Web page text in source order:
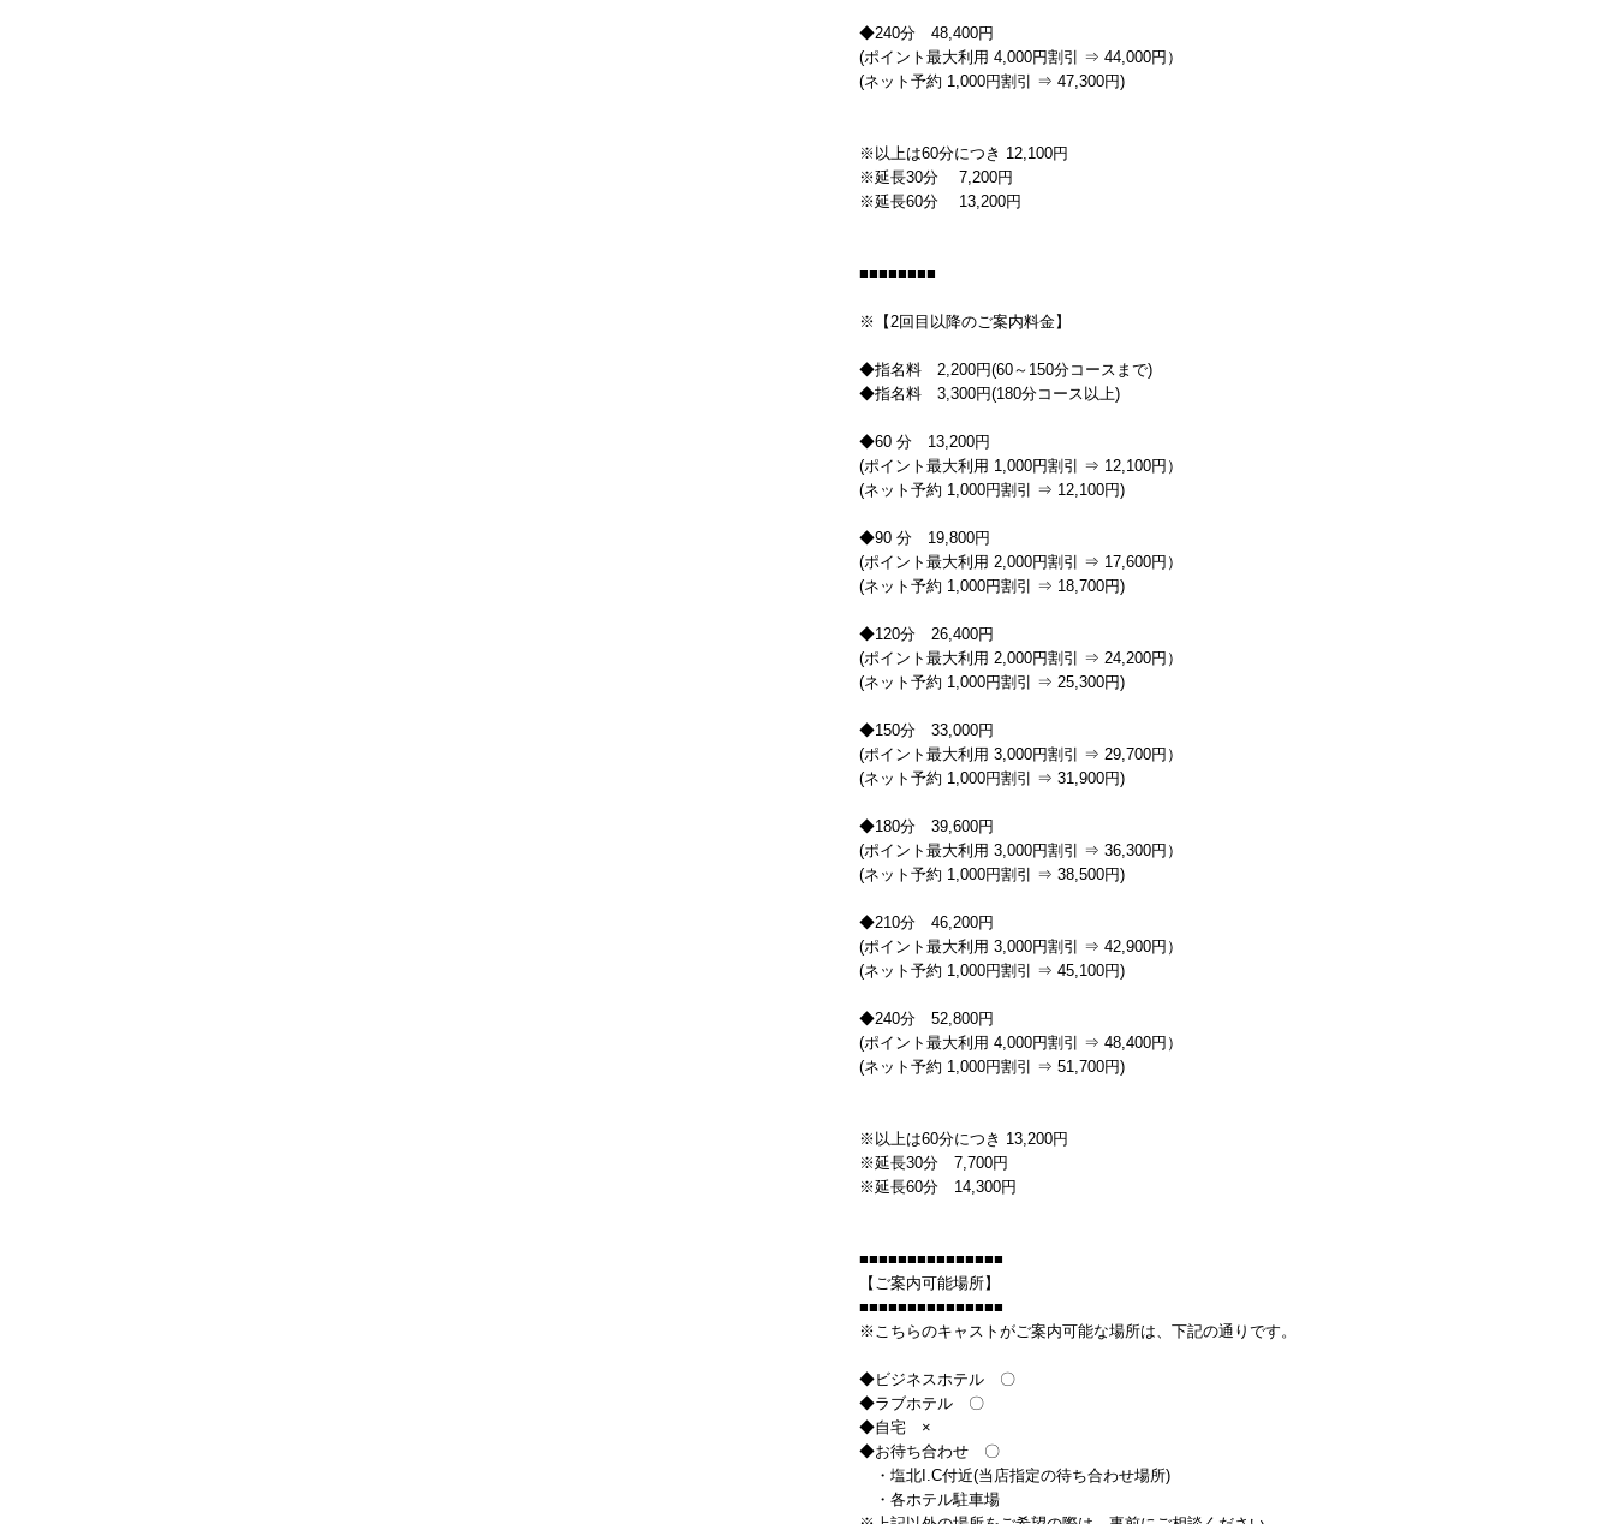
◆240分 48,400円
(ポイント最大利用 4,000円割引 ⇒ 44,000円）
(ネット予約 1,000円割引 ⇒ 47,300円)
※以上は60分につき 12,100円
※延長30分 7,200円
※延長60分 13,200円
■■■■■■■■
※【2回目以降のご案内料金】
◆指名料 2,200円(60～150分コースまで)
◆指名料 3,300円(180分コース以上)
◆60 分 13,200円
(ポイント最大利用 1,000円割引 ⇒ 12,100円）
(ネット予約 1,000円割引 ⇒ 12,100円)
◆90 分 19,800円
(ポイント最大利用 2,000円割引 ⇒ 17,600円）
(ネット予約 1,000円割引 ⇒ 18,700円)
◆120分 26,400円
(ポイント最大利用 2,000円割引 ⇒ 24,200円）
(ネット予約 1,000円割引 ⇒ 25,300円)
◆150分 33,000円
(ポイント最大利用 3,000円割引 ⇒ 29,700円）
(ネット予約 1,000円割引 ⇒ 31,900円)
◆180分 39,600円
(ポイント最大利用 3,000円割引 ⇒ 36,300円）
(ネット予約 1,000円割引 ⇒ 38,500円)
◆210分 46,200円
(ポイント最大利用 3,000円割引 ⇒ 42,900円）
(ネット予約 1,000円割引 ⇒ 45,100円)
◆240分 52,800円
(ポイント最大利用 4,000円割引 ⇒ 48,400円）
(ネット予約 1,000円割引 ⇒ 51,700円)
※以上は60分につき 13,200円
※延長30分 7,700円
※延長60分 14,300円
■■■■■■■■■■■■■■■
【ご案内可能場所】
■■■■■■■■■■■■■■■
※こちらのキャストがご案内可能な場所は、下記の通りです。
◆ビジネスホテル 〇
◆ラブホテル 〇
◆自宅 ×
◆お待ち合わせ 〇
・塩北I.C付近(当店指定の待ち合わせ場所)
・各ホテル駐車場